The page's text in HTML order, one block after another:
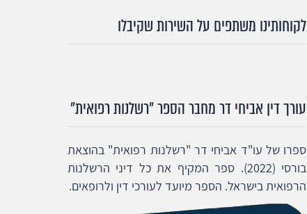
לקוחותינו משתפים על השירות שקיבלו
עורך דין אביחי דר מחבר הספר "רשלנות רפואית"
ספרו של עו"ד אביחי דר "רשלנות רפואית" בהוצאת
בורסי (2022). ספר המקיף את כל דיני הרשלנות
הרפואית בישראל. הספר מיועד לעורכי דין ולרופאים.